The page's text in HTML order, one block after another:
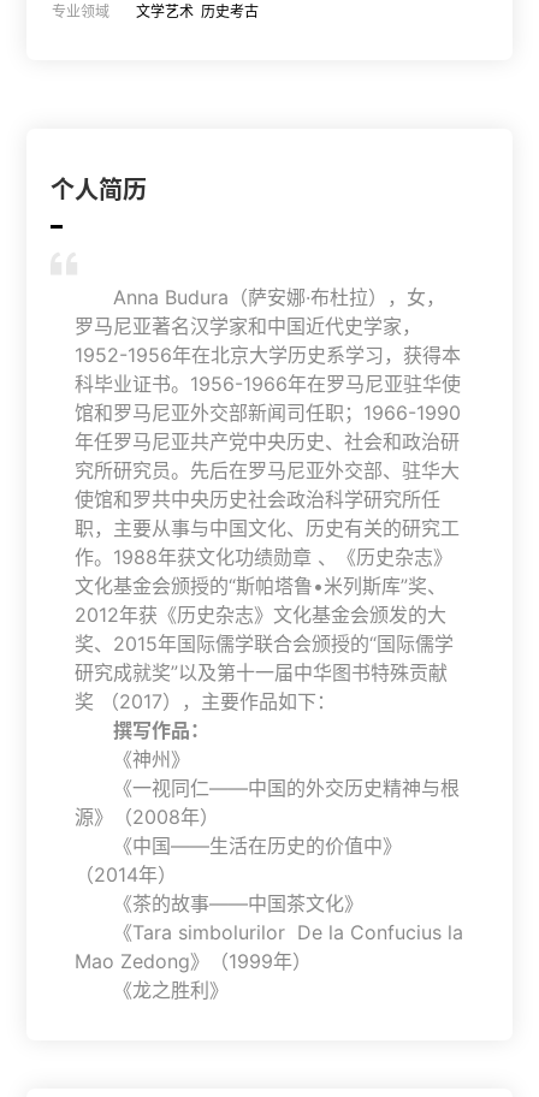
专业领域 文学艺术 历史考古
个人简历
Anna Budura（萨安娜·布杜拉），女，
罗马尼亚著名汉学家和中国近代史学家，
1952-1956年在北京大学历史系学习，获得本
科毕业证书。1956-1966年在罗马尼亚驻华使
馆和罗马尼亚外交部新闻司任职；1966-1990
年任罗马尼亚共产党中央历史、社会和政治研
究所研究员。先后在罗马尼亚外交部、驻华大
使馆和罗共中央历史社会政治科学研究所任
职，主要从事与中国文化、历史有关的研究工
作。1988年获文化功绩勋章 、《历史杂志》
文化基金会颁授的“斯帕塔鲁•米列斯库”奖、
2012年获《历史杂志》文化基金会颁发的大
奖、2015年国际儒学联合会颁授的“国际儒学
研究成就奖”以及第十一届中华图书特殊贡献
奖 （2017），主要作品如下：
撰写作品：
《神州》
《一视同仁——中国的外交历史精神与根
源》（2008年）
《中国——生活在历史的价值中》
（2014年）
《茶的故事——中国茶文化》
《Tara simbolurilor De la Confucius la
Mao Zedong》（1999年）
《龙之胜利》